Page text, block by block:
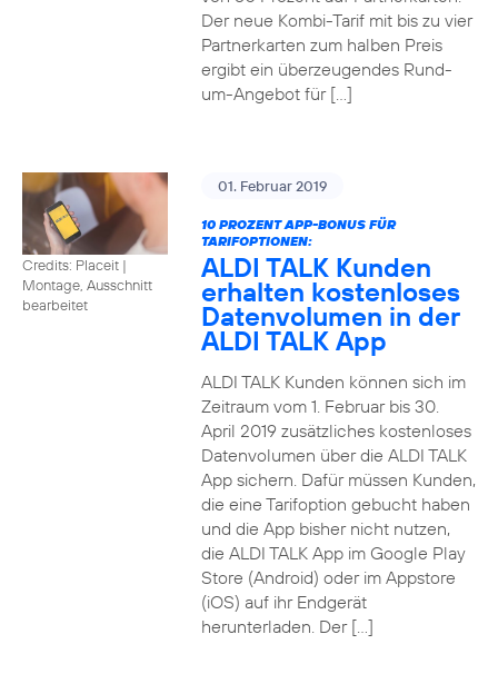
Der neue Kombi-Tarif mit bis zu vier
Partnerkarten zum halben Preis
ergibt ein überzeugendes Rund-
um-Angebot für […]
Credits: Placeit |
Montage, Ausschnitt
bearbeitet
01. Februar 2019
10 PROZENT APP-BONUS FÜR
TARIFOPTIONEN:
ALDI TALK Kunden
erhalten kostenloses
Datenvolumen in der
ALDI TALK App
ALDI TALK Kunden können sich im
Zeitraum vom 1. Februar bis 30.
April 2019 zusätzliches kostenloses
Datenvolumen über die ALDI TALK
App sichern. Dafür müssen Kunden,
die eine Tarifoption gebucht haben
und die App bisher nicht nutzen,
die ALDI TALK App im Google Play
Store (Android) oder im Appstore
(iOS) auf ihr Endgerät
herunterladen. Der […]